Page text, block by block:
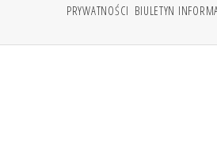
PRYWATNOŚCI BIULETYN